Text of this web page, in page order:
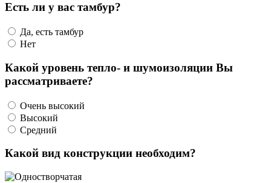
Есть ли у вас тамбур?
Да, есть тамбур
Нет
Какой уровень тепло- и шумоизоляции Вы
рассматриваете?
Очень высокий
Высокий
Средний
Какой вид конструкции необходим?